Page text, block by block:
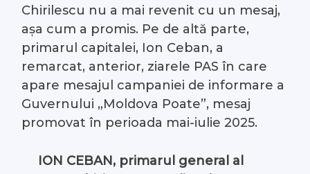
Chirilescu nu a mai revenit cu un mesaj,
așa cum a promis. Pe de altă parte,
primarul capitalei, Ion Ceban, a
remarcat, anterior, ziarele PAS în care
apare mesajul campaniei de informare a
Guvernului „Moldova Poate”, mesaj
promovat în perioada mai-iulie 2025.
ION CEBAN, primarul general al